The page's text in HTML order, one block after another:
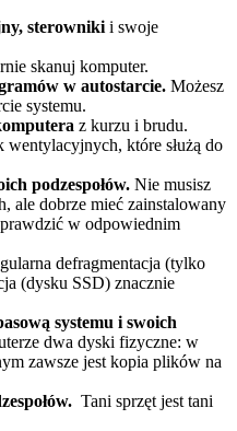
sterowniki i swoje
skanuj komputer.
w autostarcie. Możesz
systemu.
z kurzu i brudu.
wentylacyjnych, które służą do
podzespołów. Nie musisz
ale dobrze mieć zainstalowany
w odpowiednim
defragmentacja (tylko
(dysku SSD) znacznie
systemu i swoich
dwa dyski fizyczne: w
zawsze jest kopia plików na
Tani sprzęt jest tani